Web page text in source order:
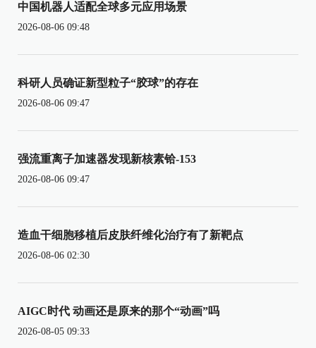
中国机器人适配全球多元应用场景
2026-08-06 09:48
科研人员确证新型粒子“胶球”的存在
2026-08-06 09:47
强流重离子加速器发现新核素铪-153
2026-08-06 09:47
造血干细胞移植后皮肤纤维化治疗有了新靶点
2026-08-06 02:30
AIGC时代 动画还是原来的那个“动画”吗
2026-08-05 09:33